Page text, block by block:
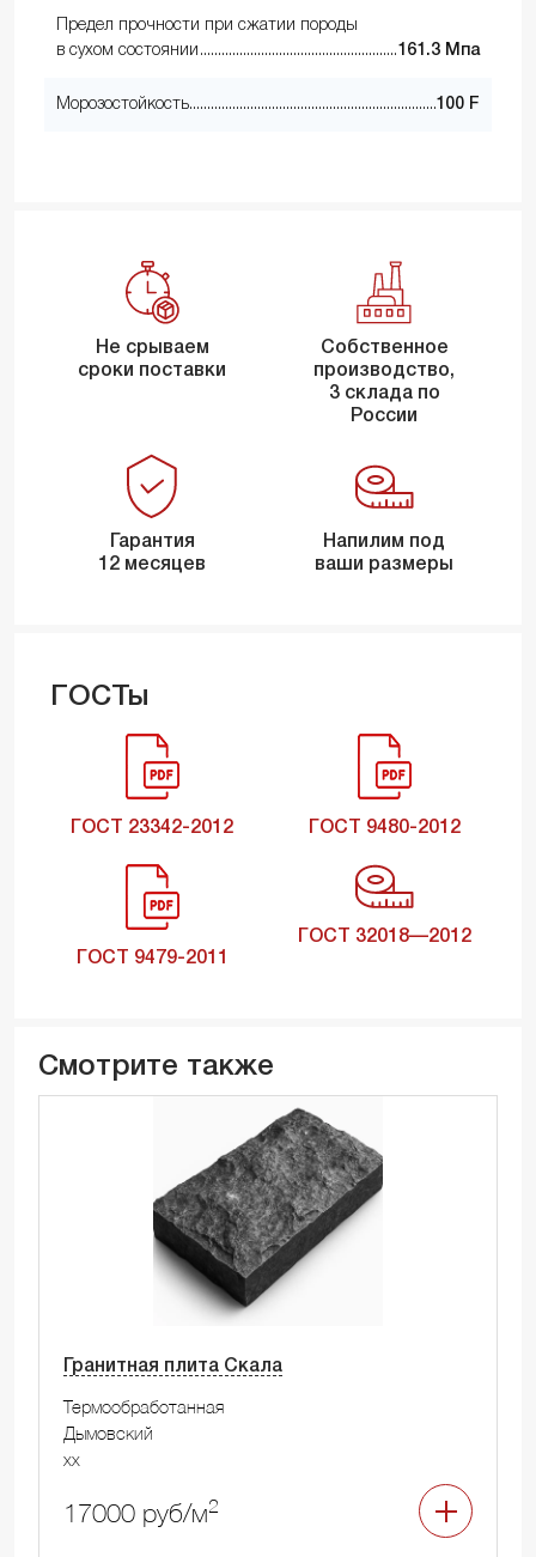
Предел прочности при сжатии породы
в сухом состоянии
161.3 Мпа
Морозостойкость 100 F
Не срываем
сроки поставки
Собственное
производство,
3 склада по
России
Гарантия
12 месяцев
Напилим под
ваши размеры
ГОСТы
ГОСТ 23342-2012 ГОСТ 9480-2012
ГОСТ 9479-2011
ГОСТ 32018—2012
Смотрите также
Гранитная плита Скала
Термообработанная
Дымовский
xx
17000 руб/м2